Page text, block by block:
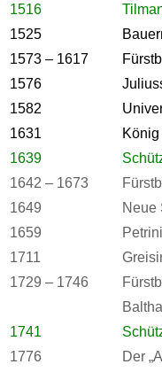
1516
1525
1573 – 1617
1576
1582
1631
1639
1642 – 1673
1649
Neue
1659
1711
1729 – 1746
1741
1776
Der